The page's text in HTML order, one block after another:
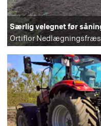
Særlig velegnet før
Ortiflor